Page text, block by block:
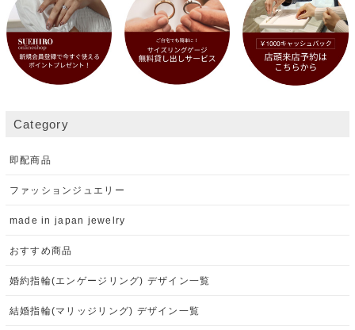
Category
即配商品
ファッションジュエリー
made in japan jewelry
おすすめ商品
婚約指輪(エンゲージリング) デザイン一覧
結婚指輪(マリッジリング) デザイン一覧